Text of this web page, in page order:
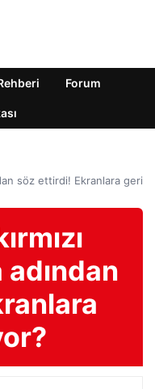
Forum
söz ettirdi! Ekranlara geri